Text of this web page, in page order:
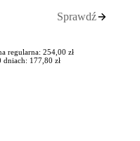
Sprawdź
regularna: 254,00 zł
dniach: 177,80 zł